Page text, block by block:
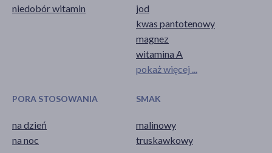
niedobór witamin
jod
kwas pantotenowy
magnez
witamina A
pokaż więcej ...
PORA STOSOWANIA
na dzień
na noc
SMAK
malinowy
truskawkowy